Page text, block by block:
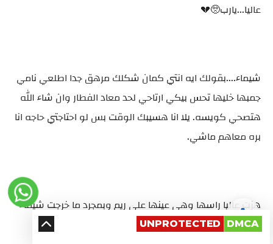
عاليا...يارب🥺💔
شيماء....بقولك ايه انتي كمان شكلك مرهق جدا اطلعي نامي
جمبها خليها تحس بيكي ارتاحي لحد معاد الفطار وان شاء الله
هتصحي كويسه. يلا انا هسيبك الوقت بس لو احتاجتي حاجه انا
بره معاهم ماشي.
هزت عاليا راسها وهي عينها علي ريم وبمجرد ما خرجت شيماء
نامت عاليا جمبها علي السرير وهي حضناها وماسكه فيها
DMCA
UNPROTECTED